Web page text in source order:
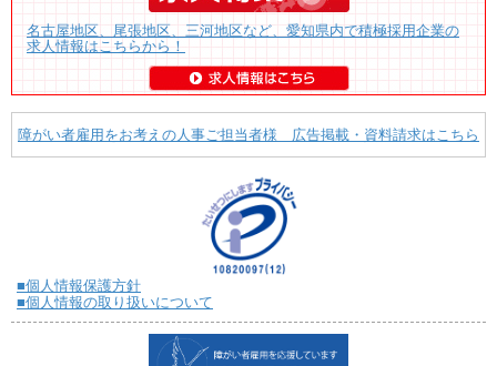
名古屋地区、尾張地区、三河地区など、愛知県内で積極採用企業の
求人情報はこちらから！
障がい者雇用をお考えの人事ご担当者様 広告掲載・資料請求はこちら
■個人情報保護方針
■個人情報の取り扱いについて